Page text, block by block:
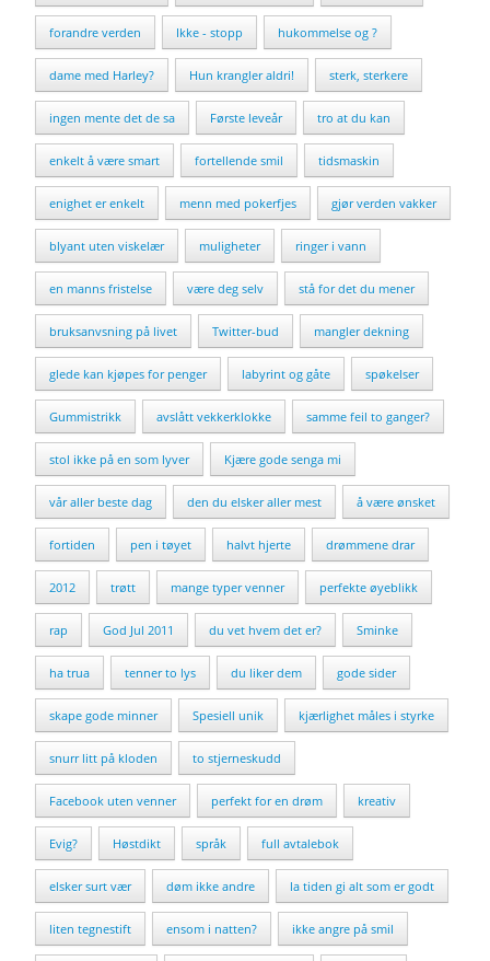
forandre verden Ikke - stopp hukommelse og ?
dame med Harley? Hun krangler aldri! sterk, sterkere
ingen mente det de sa Første leveår tro at du kan
enkelt å være smart fortellende smil tidsmaskin
enighet er enkelt menn med pokerfjes gjør verden vakker
blyant uten viskelær muligheter ringer i vann
en manns fristelse være deg selv stå for det du mener
bruksanvsning på livet Twitter-bud mangler dekning
glede kan kjøpes for penger labyrint og gåte spøkelser
Gummistrikk avslått vekkerklokke samme feil to ganger?
stol ikke på en som lyver Kjære gode senga mi
vår aller beste dag den du elsker aller mest å være ønsket
fortiden pen i tøyet halvt hjerte drømmene drar
2012 trøtt mange typer venner perfekte øyeblikk
rap God Jul 2011 du vet hvem det er? Sminke
ha trua tenner to lys du liker dem gode sider
skape gode minner Spesiell unik kjærlighet måles i styrke
snurr litt på kloden to stjerneskudd
Facebook uten venner perfekt for en drøm kreativ
Evig? Høstdikt språk full avtalebok
elsker surt vær døm ikke andre la tiden gi alt som er godt
liten tegnestift ensom i natten? ikke angre på smil